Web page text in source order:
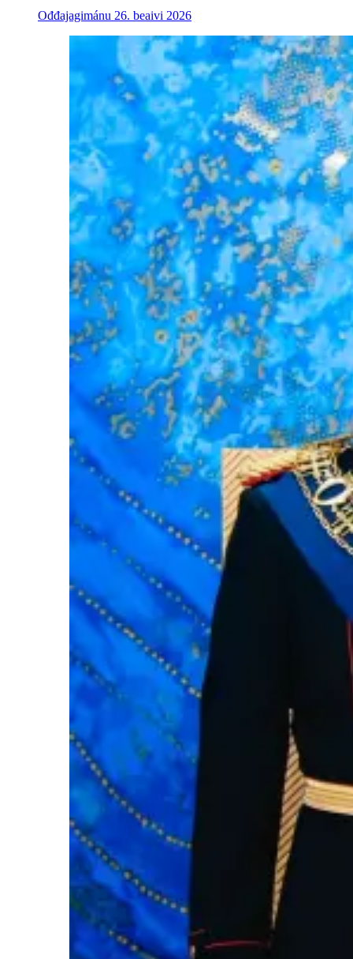
Ođđajagimánu 26. beaivi 2026